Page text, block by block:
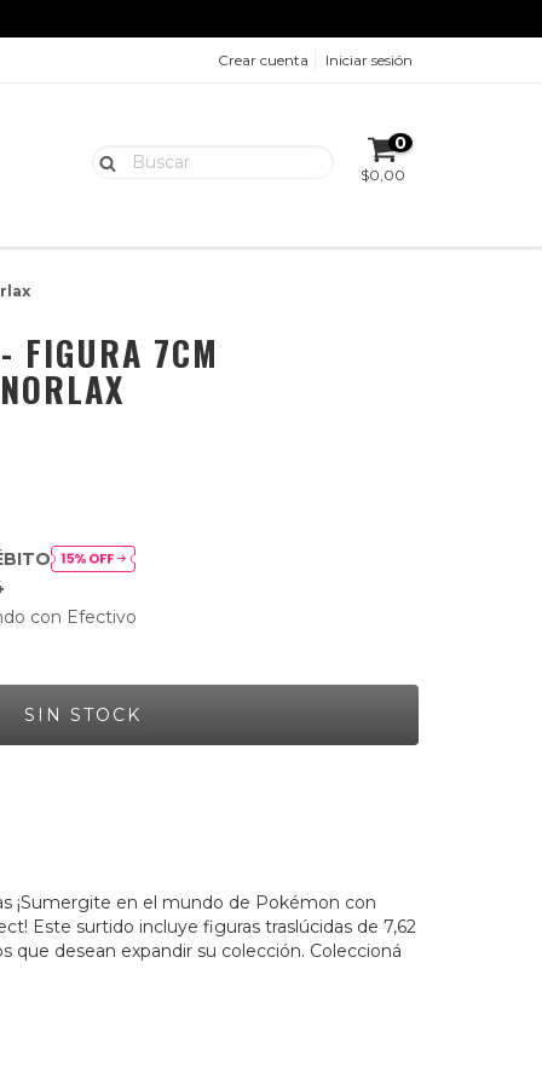
Crear cuenta Iniciar sesión
0
$0,00
FIGURA 7CM
con Efectivo
¡Sumergite en el mundo de Pokémon con
Este surtido incluye figuras traslúcidas de 7,62
que desean expandir su colección. Coleccioná